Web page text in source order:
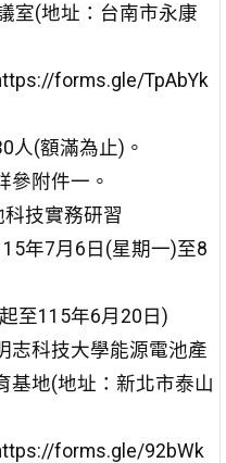
室(地址：台南市永康
forms.gle/TpAbYk
人(額滿為止)。
參附件一。
技實務研習
年7月6日(星期一)至8
至115年6月20日)
志科技大學能源電池產
基地(地址：新北市泰山
forms.gle/92bWk